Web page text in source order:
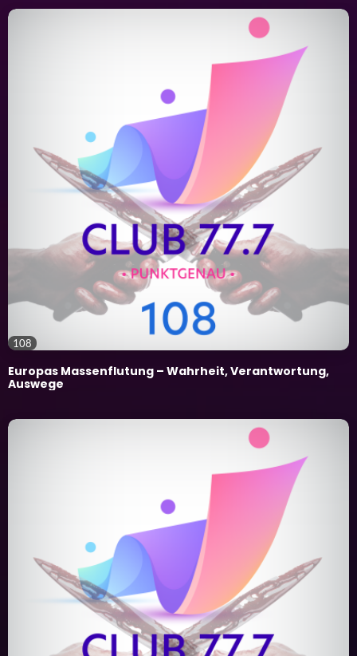
108
Europas Massenflutung – Wahrheit, Verantwortung,
Auswege